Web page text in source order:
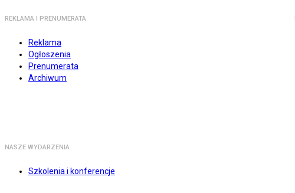
REKLAMA I PRENUMERATA
Reklama
Ogłoszenia
Prenumerata
Archiwum
NASZE WYDARZENIA
Szkolenia i konferencje